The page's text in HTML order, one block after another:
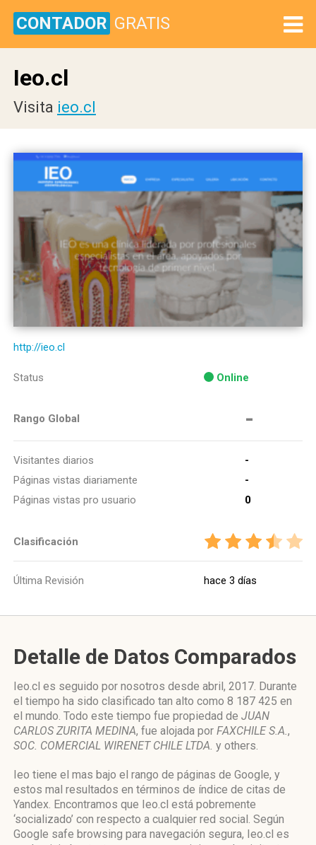
CONTADOR GRATIS
Ieo.cl
Visita ieo.cl
http://ieo.cl
Status Online
Rango Global -
Visitantes diarios
-
Páginas vistas diariamente
-
Páginas vistas pro usuario
0
Clasificación
Última Revisión hace 3 días
Detalle de Datos Comparados
Ieo.cl es seguido por nosotros desde abril, 2017. Durante
el tiempo ha sido clasificado tan alto como 8 187 425 en
el mundo. Todo este tiempo fue propiedad de JUAN
CARLOS ZURITA MEDINA, fue alojada por FAXCHILE S.A.,
SOC. COMERCIAL WIRENET CHILE LTDA. y others.
Ieo tiene el mas bajo el rango de páginas de Google, y
estos mal resultados en términos de índice de citas de
Yandex. Encontramos que Ieo.cl está pobremente
‘socializado’ con respecto a cualquier red social. Según
Google safe browsing para navegación segura, Ieo.cl es